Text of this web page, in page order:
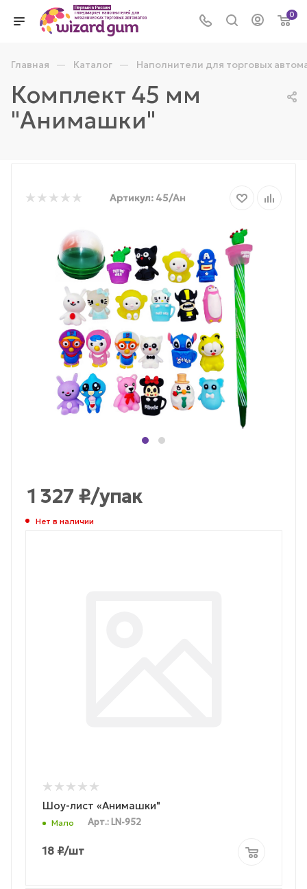
0
Главная — Каталог — Наполнители для торговых
Комплект 45 мм
"Анимашки"
Артикул: 45/Ан
1 327 ₽/упак
Нет в наличии
Шоу-лист «Анимашки"
Мало Арт.: LN-952
18 ₽/шт